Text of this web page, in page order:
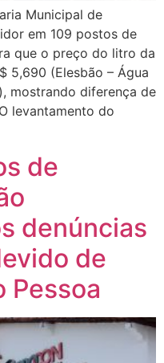
Municipal de
em 109 postos de
que o preço do litro da
5,690 (Elesbão – Água
mostrando diferença de
levantamento do
de
denúncias
de
Pessoa